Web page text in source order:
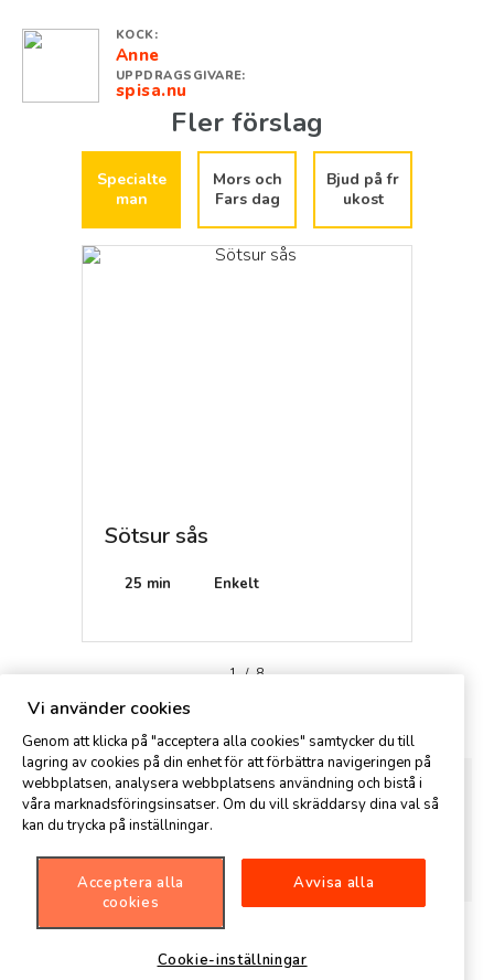
KOCK:
Anne
UPPDRAGSGIVARE:
spisa.nu
Fler förslag
Specialte
man
Mors och
Fars dag
Bjud på fr
ukost
Sötsur sås
25 min Enkelt
1 / 8
Kommentar
Vi använder cookies
Genom att klicka på "acceptera alla cookies" samtycker du till
lagring av cookies på din enhet för att förbättra navigeringen på
webbplatsen, analysera webbplatsens användning och bistå i
våra marknadsföringsinsatser. Om du vill skräddarsy dina val så
kan du trycka på inställningar.
Acceptera alla
cookies
Avvisa alla
Cookie-inställningar